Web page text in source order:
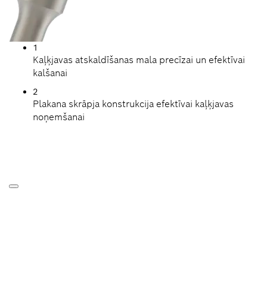
1
Kaļķjavas atskaldīšanas mala precīzai un efektīvai
kalšanai
2
Plakana skrāpja konstrukcija efektīvai kaļķjavas
noņemšanai